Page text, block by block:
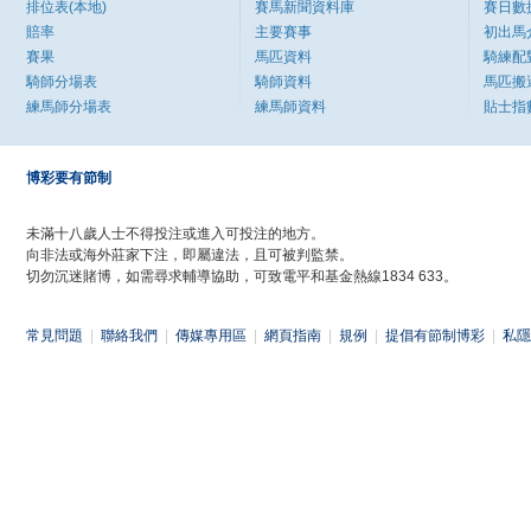
排位表(本地)
賠率
賽果
騎師分場表
練馬師分場表
賽馬新聞資料庫
主要賽事
馬匹資料
騎師資料
練馬師資料
賽日數
初出馬
騎練配
馬匹搬
貼士指
博彩要有節制
未滿十八歲人士不得投注或進入可投注的地方。
向非法或海外莊家下注，即屬違法，且可被判監禁。
切勿沉迷賭博，如需尋求輔導協助，可致電平和基金熱線1834 633。
常見問題 聯絡我們 傳媒專用區 網頁指南 規例 提倡有節制博彩 私